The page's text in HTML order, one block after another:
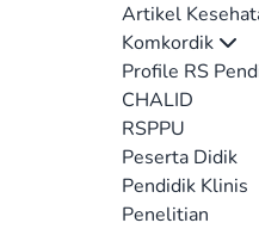
Artikel
Komkordik
Profile RS
CHALID
RSPPU
Peserta Didik
Pendidik Klinis
Penelitian